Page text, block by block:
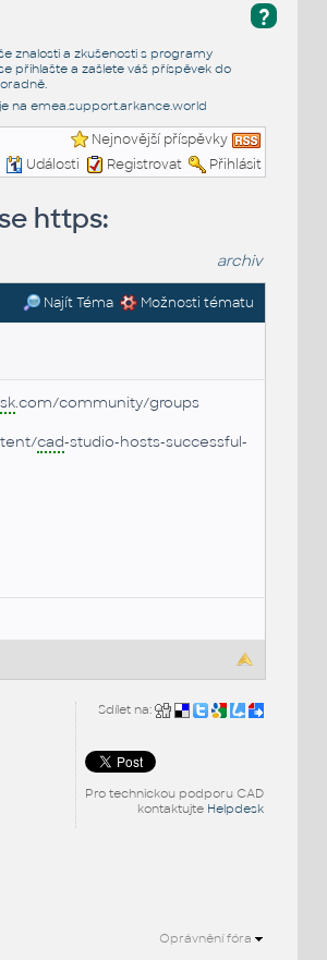
?
znalosti a zkušenosti s programy
přihlašte a zašlete váš příspěvek do
.
na emea.support.arkance.world
Nejnovější příspěvky
Události Registrovat Přihlásit
https:
archiv
Najít Téma Možnosti tématu
.com/community/groups
cad-studio-hosts-successful-
Sdílet na:
Pro technickou podporu CAD
kontaktujte Helpdesk
Oprávnění fóra